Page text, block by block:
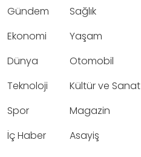
Gündem
Ekonomi
Dünya
Teknoloji
Spor
İç Haber
Sağlık
Yaşam
Otomobil
Kültür ve Sanat
Magazin
Asayiş